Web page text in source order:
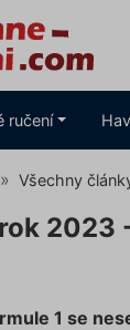
ručení
Všechny
1 se